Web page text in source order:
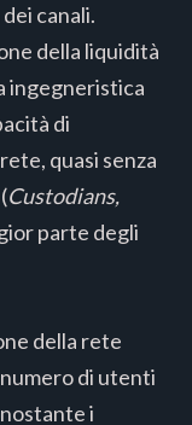
canali.
della liquidità
ingegneristica
di
quasi senza
Custodians,
parte degli
della rete
di utenti
i